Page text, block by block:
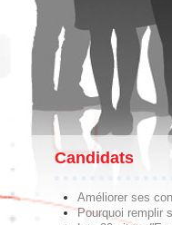
Candidats
Améliorer ses
Pourquoi remplir